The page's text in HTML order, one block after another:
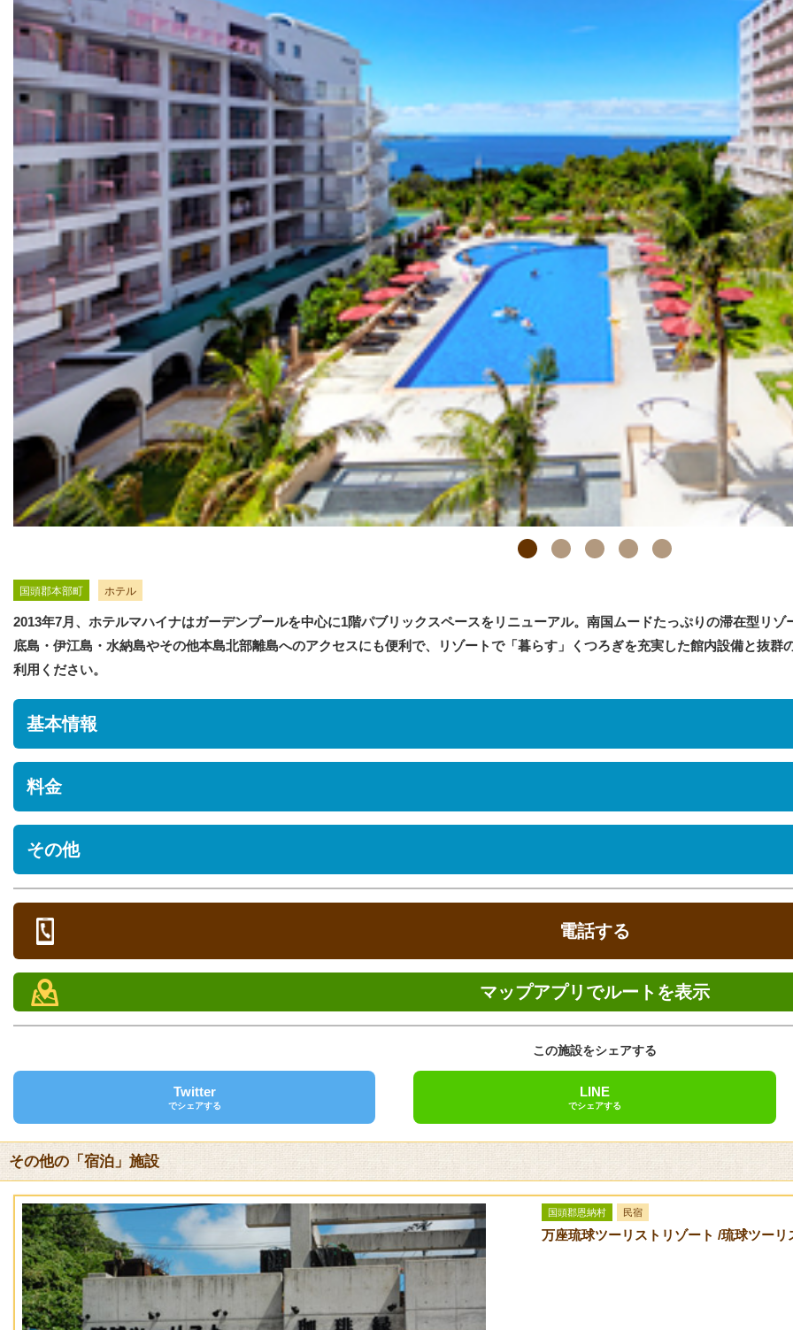
国頭郡本部町 ホテル
2013年7月、ホテルマハイナはガーデンプールを中心に1階パブリックスペースをリニューアル。南国ムードたっぷりの滞在型リ
底島・伊江島・水納島やその他本島北部離島へのアクセスにも便利で、リゾートで「暮らす」くつろぎを充実した館内設備と抜
利用ください。
基本情報
住所
沖縄県国頭郡本部町山川1456
駐車場
[あり] 無料
営業時間
定休日
0980-51-7488
FAX
0980-48-3312
[対応]VISA、JCB、マスター、ダイナース、DC、UC、AMEX、NICOS、オークス、セゾン、銀聯（ユニオンペイ）
[対応]車椅子可、貸出用車椅子、バリアフリー用トイレ
[なし]
URL
ホテルマハイナ・ウェルネスリゾートオキナワ
料金
土曜日、休前日は525円アップ
部屋タイプ
/ 人 / 人
その他
ペット
チェックイン/アウト
館内設備
レストラン、ティーラウンジ、宴会場、会議室、大浴場、売店、自動販売機、コインランドリー（有料）、プール（通年）、屋外プール
テレビ、衛星放送、有線、電話、お茶セット、冷蔵庫、ドライヤー、電気スタンド、個別空調、ベビーベッド（有料）、ミニキッチン（
アメニティ
ボディーソープ、シャンプー、リンス、ハミガキセット、カミソリ、タオル、バスタオル、浴衣、スリッパ
貸し出し
キッチンセット
キャンセル料金
あり
当日 100%
前日 50%
電話する
マップアプリでルートを表示
この施設をシェアする
Twitter
でシェアする
LINE
でシェアする
その他の「宿泊」施設
国頭郡恩納村 民宿
万座琉球ツーリストリゾート /琉球ツーリ